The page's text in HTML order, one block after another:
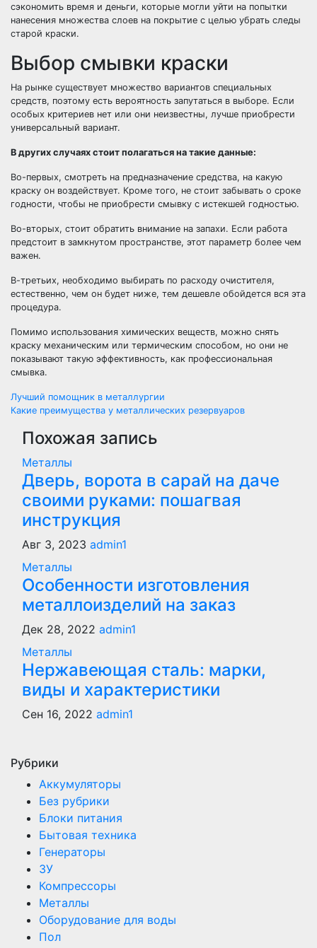
сэкономить время и деньги, которые могли уйти на попытки
нанесения множества слоев на покрытие с целью убрать следы
старой краски.
Выбор смывки краски
На рынке существует множество вариантов специальных
средств, поэтому есть вероятность запутаться в выборе. Если
особых критериев нет или они неизвестны, лучше приобрести
универсальный вариант.
В других случаях стоит полагаться на такие данные:
Во-первых, смотреть на предназначение средства, на какую
краску он воздействует. Кроме того, не стоит забывать о сроке
годности, чтобы не приобрести смывку с истекшей годностью.
Во-вторых, стоит обратить внимание на запахи. Если работа
предстоит в замкнутом пространстве, этот параметр более чем
важен.
В-третьих, необходимо выбирать по расходу очистителя,
естественно, чем он будет ниже, тем дешевле обойдется вся эта
процедура.
Помимо использования химических веществ, можно снять
краску механическим или термическим способом, но они не
показывают такую эффективность, как профессиональная
смывка.
Навигация
по
записям
Лучший помощник в металлургии
Какие преимущества у металлических резервуаров
Похожая запись
Металлы
Дверь, ворота в сарай на даче
своими руками: пошагвая
инструкция
Авг 3, 2023 admin1
Металлы
Особенности изготовления
металлоизделий на заказ
Дек 28, 2022 admin1
Металлы
Нержавеющая сталь: марки,
виды и характеристики
Сен 16, 2022 admin1
Рубрики
Аккумуляторы
Без рубрики
Блоки питания
Бытовая техника
Генераторы
ЗУ
Компрессоры
Металлы
Оборудование для воды
Пол